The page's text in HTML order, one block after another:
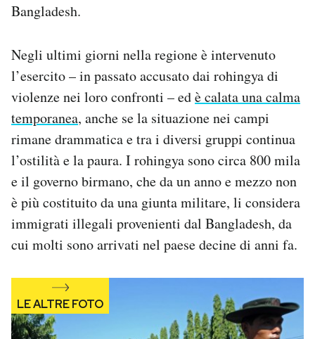
Bangladesh.
Negli ultimi giorni nella regione è intervenuto
l’esercito – in passato accusato dai rohingya di
violenze nei loro confronti – edè calata una calma
temporanea, anche se la situazione nei campi
rimane drammatica e tra i diversi gruppi continua
l’ostilità e la paura. I rohingya sono circa 800 mila
e il governo birmano, che da un anno e mezzo non
è più costituito da una giunta militare, li considera
immigrati illegali provenienti dal Bangladesh, da
cui molti sono arrivati nel paese decine di anni fa.